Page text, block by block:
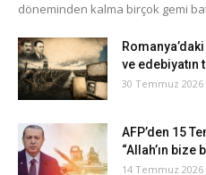
döneminden kalma birçok gemi
ve edebiyatın
30 Temmuz 2026
AFP’den 15
“Allah’ın
14 Temmuz 2026